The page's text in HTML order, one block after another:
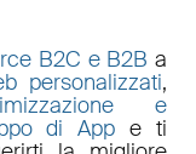
B2C e B2B a
personalizzati,
e
di App e ti